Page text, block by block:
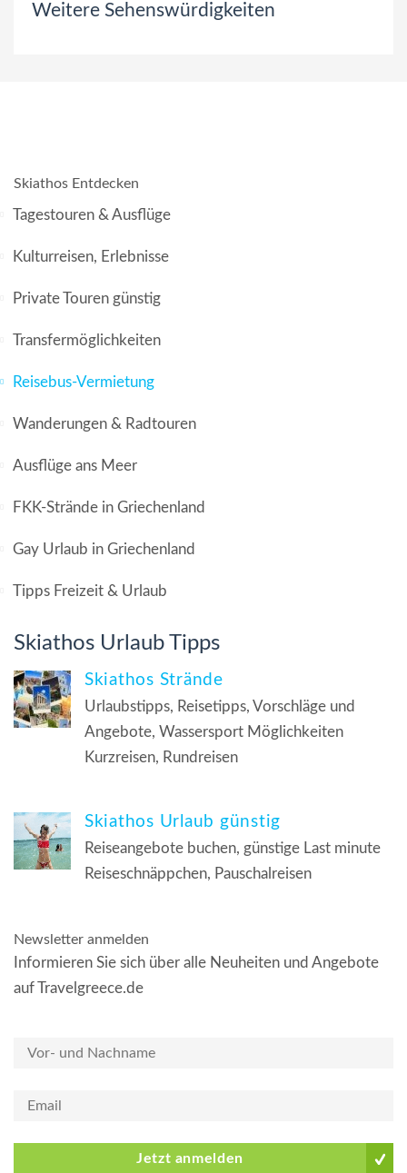
Weitere Sehenswürdigkeiten
Skiathos Entdecken
Tagestouren & Ausflüge
Kulturreisen, Erlebnisse
Private Touren günstig
Transfermöglichkeiten
Reisebus-Vermietung
Wanderungen & Radtouren
Ausflüge ans Meer
FKK-Strände in Griechenland
Gay Urlaub in Griechenland
Tipps Freizeit & Urlaub
Skiathos Urlaub Tipps
Skiathos Strände
Urlaubstipps, Reisetipps, Vorschläge und
Angebote, Wassersport Möglichkeiten
Kurzreisen, Rundreisen
Skiathos Urlaub günstig
Reiseangebote buchen, günstige Last minute
Reiseschnäppchen, Pauschalreisen
Newsletter anmelden
Informieren Sie sich über alle Neuheiten und Angebote
auf Travelgreece.de
Jetzt anmelden